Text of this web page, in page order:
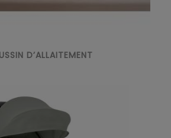
D’ALLAITEMENT